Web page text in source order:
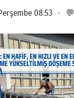
08:53 ·